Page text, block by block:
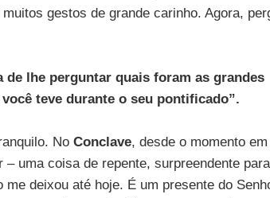
gestos de grande carinho. Agora,
de lhe perguntar quais foram as grandes
teve durante o seu pontificado”.
No Conclave, desde o momento
uma coisa de repente, surpreendente
deixou até hoje. É um presente do